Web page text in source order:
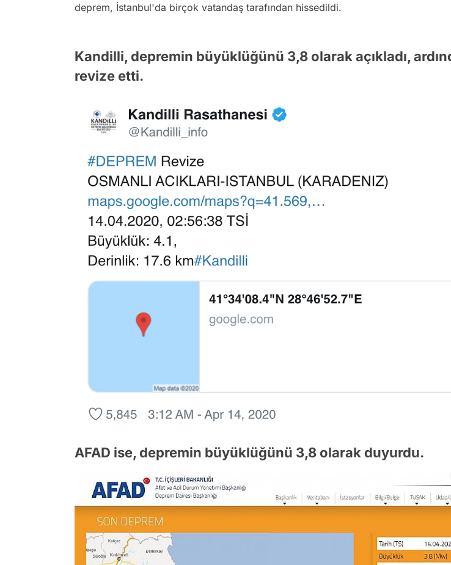
deprem, İstanbul'da birçok vatandaş tarafından hissedildi.
Kandilli, depremin büyüklüğünü 3,8 olarak açıkladı,
revize etti.
AFAD ise, depremin büyüklüğünü 3,8 olarak duyurdu.